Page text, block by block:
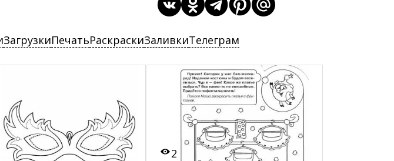
ЗагрузкиПечатьРаскраскиЗаливкиТелеграм
2